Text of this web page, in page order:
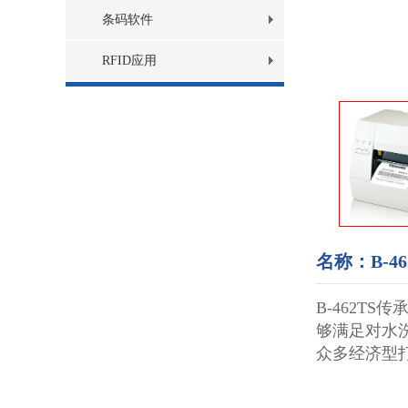
条码软件
RFID应用
名称：B-
B-462TS传
够满足对水
众多经济型